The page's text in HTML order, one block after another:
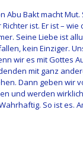
Abu Bakt macht Mut.
ist. Er ist – wie
Seine Liebe ist
kein Einziger.
wir es mit Gottes
mit ganz
Dann geben wir
und werden wirklich
So ist es.